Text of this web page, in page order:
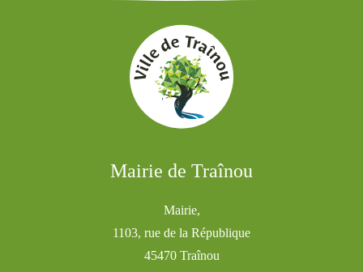
Mairie de Traînou
Mairie,
1103, rue de la République
45470 Traînou